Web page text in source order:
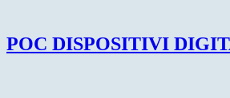
POC DISPOSITIVI